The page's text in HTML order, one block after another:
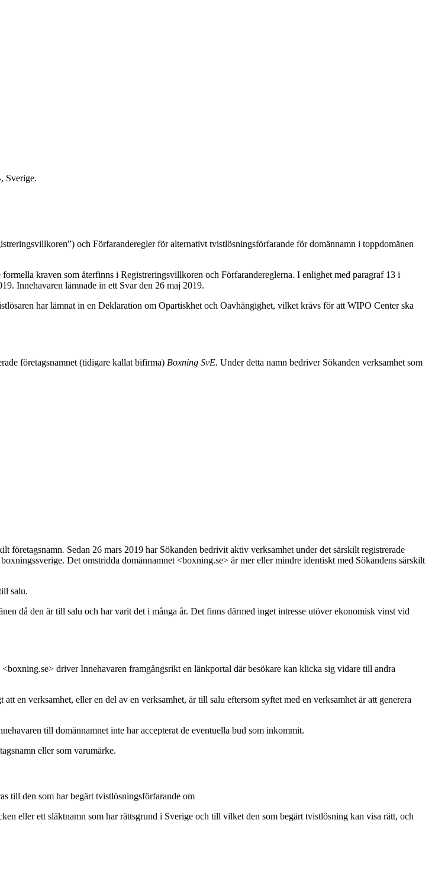
Sverige.
och Förfaranderegler för alternativt tvistlösningsförfarande för domännamn i toppdomänen
kraven som återfinns i Registreringsvillkoren och Förfarandereglerna. I enlighet med paragraf 13 i
Innehavaren lämnade in ett Svar den 26 maj 2019.
har lämnat in en Deklaration om Opartiskhet och Oavhängighet, vilket krävs för att WIPO Center ska
företagsnamnet (tidigare kallat bifirma) Boxning SvE. Under detta namn bedriver Sökanden verksamhet som
företagsnamn. Sedan 26 mars 2019 har Sökanden bedrivit aktiv verksamhet under det särskilt registrerade
Det omstridda domännamnet <boxning.se> är mer eller mindre identiskt med Sökandens särskilt
salu.
då den är till salu och har varit det i många år. Det finns därmed inget intresse utöver ekonomisk vinst vid
driver Innehavaren framgångsrikt en länkportal där besökare kan klicka sig vidare till andra
en verksamhet, eller en del av en verksamhet, är till salu eftersom syftet med en verksamhet är att generera
till domännamnet inte har accepterat de eventuella bud som inkommit.
eller som varumärke.
till den som har begärt tvistlösningsförfarande om
eller ett släktnamn som har rättsgrund i Sverige och till vilket den som begärt tvistlösning kan visa rätt, och